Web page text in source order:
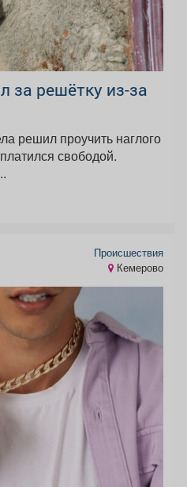
за решётку из-за
решил проучить наглого
свободой.
Происшествия
Кемерово